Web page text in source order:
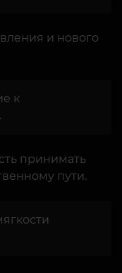
и нового
к
принимать
пути.